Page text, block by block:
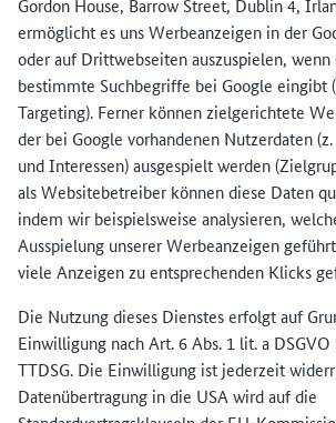
ermöglicht es uns Werbeanzeigen in der
oder auf Drittwebseiten auszuspielen,
bestimmte Suchbegriffe bei Google eingibt
Targeting). Ferner können zielgerichtete
der bei Google vorhandenen Nutzerdaten
und Interessen) ausgespielt werden
als Websitebetreiber können diese Daten
indem wir beispielsweise analysieren,
Ausspielung unserer Werbeanzeigen
viele Anzeigen zu entsprechenden Klicks
Die Nutzung dieses Dienstes erfolgt auf
Einwilligung nach Art. 6 Abs. 1 lit. a DSGVO
TTDSG. Die Einwilligung ist jederzeit
Datenübertragung in die USA wird auf die